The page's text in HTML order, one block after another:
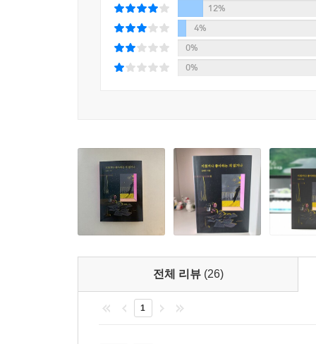
지금도 충분히 괜찮은 사람이다.
--- p.132, 「당신은」 중에서
나에게 가장 큰 서운함을 주고
나에게 가장 큰 기쁨을 주는 사람이 있다면
그 사람은 내가 제일 사랑하는 사람이어서 그렇습
--- p.174
불행을 자초하는 선택 3가지
1. 나에게 상처 주는 사람을 계속 만나는 것.
2. 자신만 생각하는 사람을 계속 만나는 것.
3. 말을 함부로 하는 사람을 계속 만나는 것.
‘넘어지고 일어서기를 반복하겠지만 당신은 많은
것’ 이렇게 총 3부로 구성된 이 책은 읽다 보면 불
나와 반대여서 내가 좋아하는 점이 있는 반면
나와 안 맞는 점이 시간이 지나 보이기 시작합니다
연애를 하다보면 처음에는 좋은 모습만 보여
상대를 바꾸려 하다보면 자주 서운해지고 상대는
삼각형이고 누구는 네모일 때 삼각형과 네모의
주고받지 않기 위해 서로의 모난 부분이 서로에게
있을지 없을지를 결정하며 한쪽이라도 스스로
12%
4%
0%
0%
전체 리뷰 (26)
1